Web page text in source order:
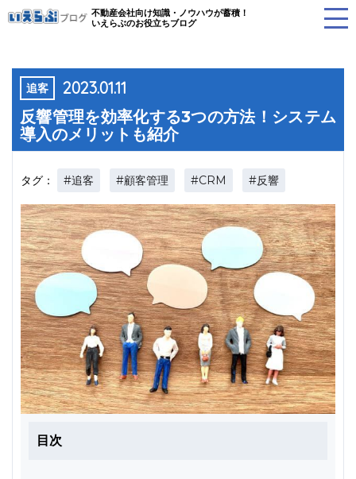
不動産会社向け知識・ノウハウが蓄積！
いえらぶのお役立ちブログ
追客 2023.01.11
反響管理を効率化する3つの方法！システム
導入のメリットも紹介
タグ： #追客 #顧客管理 #CRM #反響
目次